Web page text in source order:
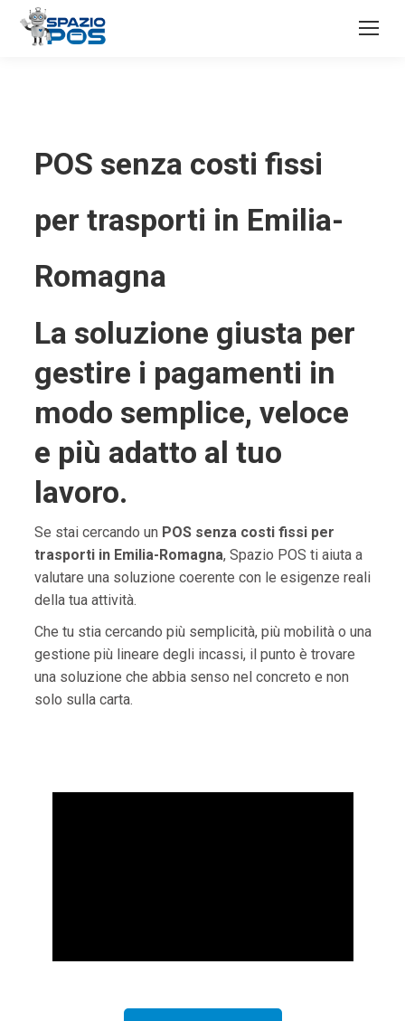
POS senza costi fissi
per trasporti in Emilia-
Romagna
La soluzione giusta per
gestire i pagamenti in
modo semplice, veloce
e più adatto al tuo
lavoro.
Se stai cercando un POS senza costi fissi per
trasporti in Emilia-Romagna, Spazio POS ti aiuta a
valutare una soluzione coerente con le esigenze reali
della tua attività.
Che tu stia cercando più semplicità, più mobilità o una
gestione più lineare degli incassi, il punto è trovare
una soluzione che abbia senso nel concreto e non
solo sulla carta.